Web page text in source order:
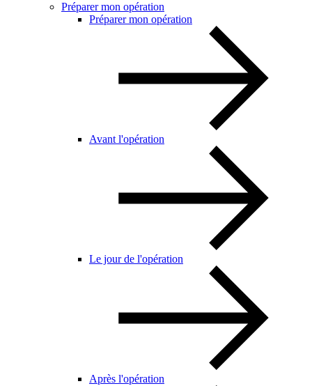
Préparer mon opération
Préparer mon opération
Avant l'opération
Le jour de l'opération
Après l'opération